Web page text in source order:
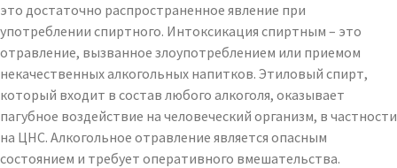
это достаточно распространенное явление при
употреблении спиртного. Интоксикация спиртным – это
отравление, вызванное злоупотреблением или приемом
некачественных алкогольных напитков. Этиловый спирт,
который входит в состав любого алкоголя, оказывает
пагубное воздействие на человеческий организм, в частности
на ЦНС. Алкогольное отравление является опасным
состоянием и требует оперативного вмешательства.